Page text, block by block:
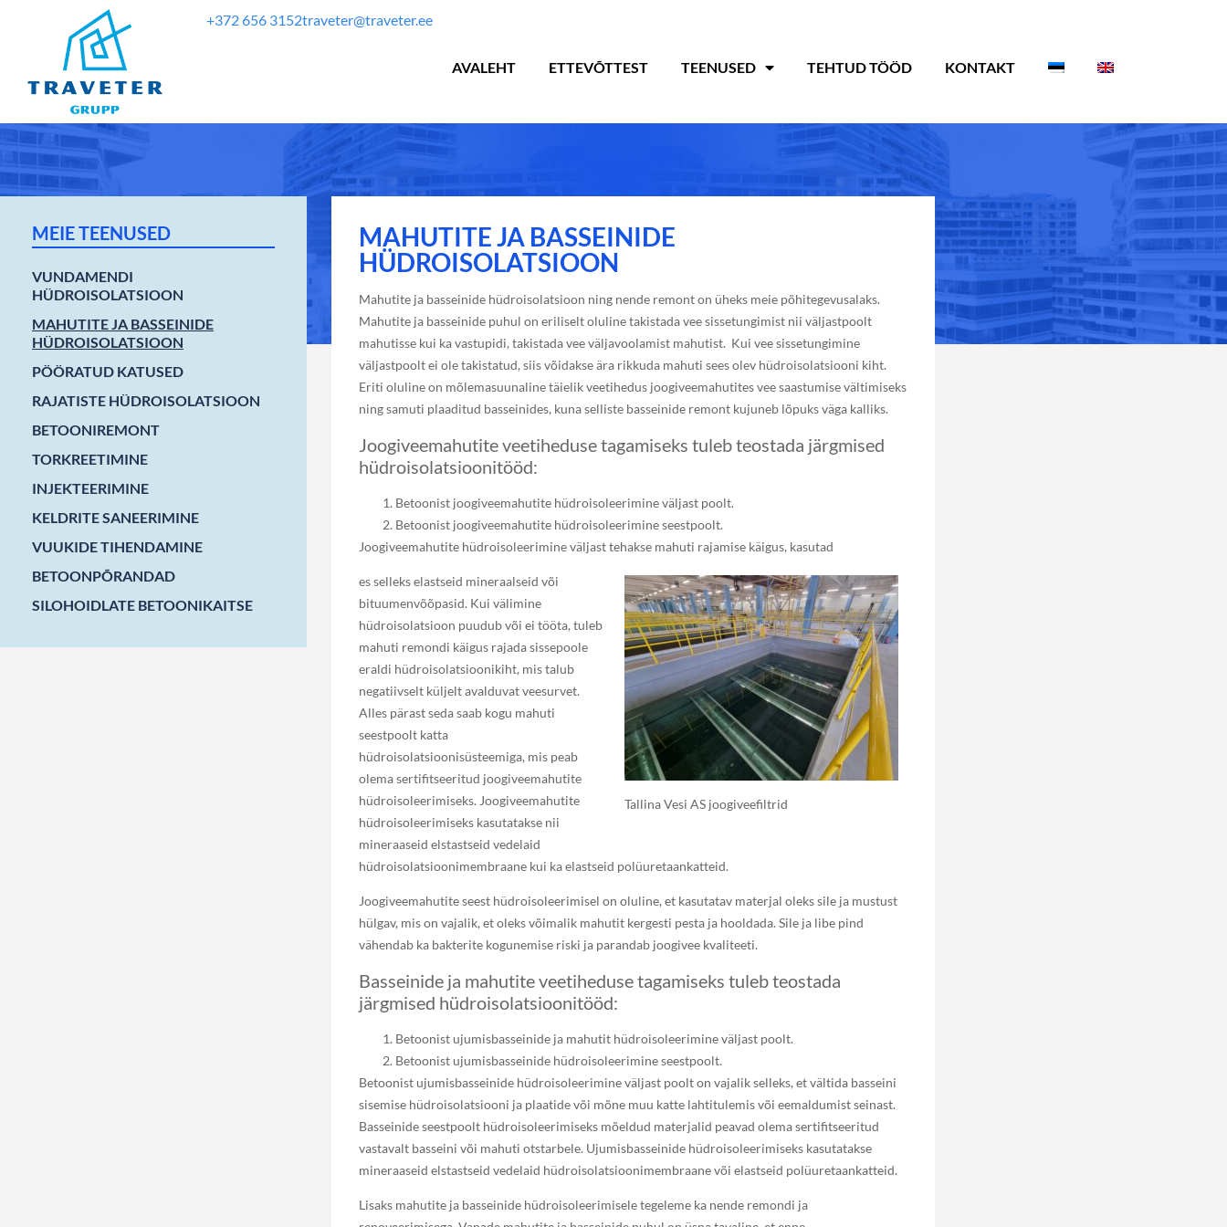
+372 656 3152traveter@traveter.ee
AVALEHT ETTEVÕTTEST TEENUSED TEHTUD TÖÖD KONTAKT
MEIE TEENUSED
VUNDAMENDI
HÜDROISOLATSIOON
MAHUTITE JA BASSEINIDE
HÜDROISOLATSIOON
PÖÖRATUD KATUSED
RAJATISTE HÜDROISOLATSIOON
BETOONIREMONT
TORKREETIMINE
INJEKTEERIMINE
KELDRITE SANEERIMINE
VUUKIDE TIHENDAMINE
BETOONPÕRANDAD
SILOHOIDLATE BETOONIKAITSE
MAHUTITE JA BASSEINIDE
HÜDROISOLATSIOON
Mahutite ja basseinide hüdroisolatsioon ning nende remont on üheks meie põhitegevusalaks.
Mahutite ja basseinide puhul on eriliselt oluline takistada vee sissetungimist nii väljastpoolt
mahutisse kui ka vastupidi, takistada vee väljavoolamist mahutist. Kui vee sissetungimine
väljastpoolt ei ole takistatud, siis võidakse ära rikkuda mahuti sees olev hüdroisolatsiooni kiht.
Eriti oluline on mõlemasuunaline täielik veetihedus joogiveemahutites vee saastumise vältimiseks
ning samuti plaaditud basseinides, kuna selliste basseinide remont kujuneb lõpuks väga kalliks.
Joogiveemahutite veetiheduse tagamiseks tuleb teostada järgmised
hüdroisolatsioonitööd:
Betoonist joogiveemahutite hüdroisoleerimine väljast poolt.
Betoonist joogiveemahutite hüdroisoleerimine seestpoolt.
Joogiveemahutite hüdroisoleerimine väljast tehakse mahuti rajamise käigus, kasutad
Tallina Vesi AS joogiveefiltrid
es selleks elastseid mineraalseid või
bituumenvõõpasid. Kui välimine
hüdroisolatsioon puudub või ei tööta, tuleb
mahuti remondi käigus rajada sissepoole
eraldi hüdroisolatsioonikiht, mis talub
negatiivselt küljelt avalduvat veesurvet.
Alles pärast seda saab kogu mahuti
seestpoolt katta
hüdroisolatsioonisüsteemiga, mis peab
olema sertifitseeritud joogiveemahutite
hüdroisoleerimiseks. Joogiveemahutite
hüdroisoleerimiseks kasutatakse nii
mineraaseid elstastseid vedelaid
hüdroisolatsioonimembraane kui ka elastseid polüuretaankatteid.
Joogiveemahutite seest hüdroisoleerimisel on oluline, et kasutatav materjal oleks sile ja mustust
hülgav, mis on vajalik, et oleks võimalik mahutit kergesti pesta ja hooldada. Sile ja libe pind
vähendab ka bakterite kogunemise riski ja parandab joogivee kvaliteeti.
Basseinide ja mahutite veetiheduse tagamiseks tuleb teostada
järgmised hüdroisolatsioonitööd:
Betoonist ujumisbasseinide ja mahutit hüdroisoleerimine väljast poolt.
Betoonist ujumisbasseinide hüdroisoleerimine seestpoolt.
Betoonist ujumisbasseinide hüdroisoleerimine väljast poolt on vajalik selleks, et vältida basseini
sisemise hüdroisolatsiooni ja plaatide või mõne muu katte lahtitulemis või eemaldumist seinast.
Basseinide seestpoolt hüdroisoleerimiseks mõeldud materjalid peavad olema sertifitseeritud
vastavalt basseini või mahuti otstarbele. Ujumisbasseinide hüdroisoleerimiseks kasutatakse
mineraaseid elstastseid vedelaid hüdroisolatsioonimembraane või elastseid polüuretaankatteid.
Lisaks mahutite ja basseinide hüdroisoleerimisele tegeleme ka nende remondi ja